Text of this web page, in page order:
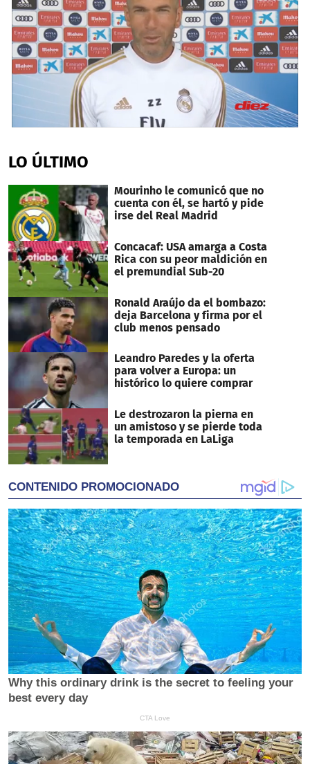
of
1
51
seconds
LO ÚLTIMO
Mourinho le comunicó que no
cuenta con él, se hartó y pide
irse del Real Madrid
Concacaf: USA amarga a Costa
Rica con su peor maldición en
el premundial Sub-20
Ronald Araújo da el bombazo:
deja Barcelona y firma por el
club menos pensado
Leandro Paredes y la oferta
para volver a Europa: un
histórico lo quiere comprar
Le destrozaron la pierna en
un amistoso y se pierde toda
la temporada en LaLiga